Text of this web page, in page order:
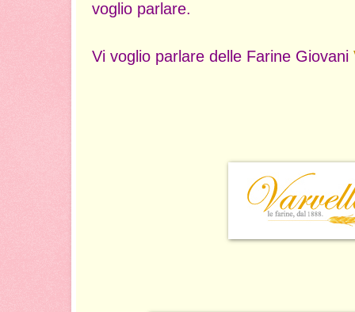
voglio parlare.
Vi voglio parlare delle Farine Giovani